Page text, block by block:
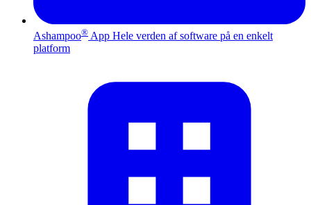
Ashampoo® App Hele verden af software på en enkelt
platform